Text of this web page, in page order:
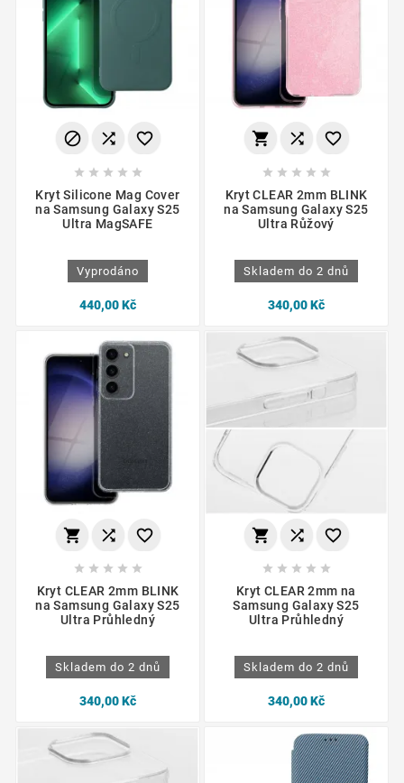
  
    
Kryt Silicone Mag Cover
na Samsung Galaxy S25
Ultra MagSAFE
Vyprodáno
440,00 Kč
  
    
Kryt CLEAR 2mm BLINK
na Samsung Galaxy S25
Ultra Růžový
Skladem do 2 dnů
340,00 Kč
  
    
Kryt CLEAR 2mm BLINK
na Samsung Galaxy S25
Ultra Průhledný
Skladem do 2 dnů
340,00 Kč
  
    
Kryt CLEAR 2mm na
Samsung Galaxy S25
Ultra Průhledný
Skladem do 2 dnů
340,00 Kč